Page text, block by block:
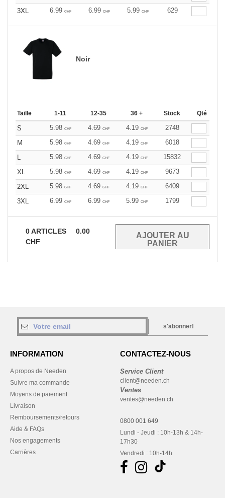
3XL
6.99 CHF 6.99 CHF 5.99 CHF 629
Noir
Taille 1-11 12-35 36 + Stock Qté
S 5.98 CHF 4.69 CHF 4.19 CHF
2748
M
5.98 CHF 4.69 CHF 4.19 CHF
6018
L
5.98 CHF 4.69 CHF 4.19 CHF
15832
XL
5.98 CHF 4.69 CHF 4.19 CHF
9673
2XL
5.98 CHF 4.69 CHF 4.19 CHF
6409
3XL
6.99 CHF 6.99 CHF 5.99 CHF 1799
0ARTICLES
0.00
CHF
s'abonner!
INFORMATION
A propos de Needen
Suivre ma commande
Moyens de paiement
Livraison
Remboursements/retours
Aide & FAQs
Nos engagements
Carrières
CONTACTEZ-NOUS
Service Client
client@needen.ch
Ventes
ventes@needen.ch
0800 001 649
Lundi - Jeudi : 10h-13h & 14h-
17h30
Vendredi : 10h-14h